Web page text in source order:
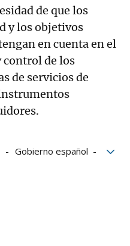
de que los
y los objetivos
en cuenta en el
control de los
de servicios de
Gobierno español